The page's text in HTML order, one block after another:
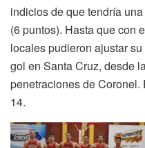
indicios de que tendría
(6 puntos). Hasta que con
locales pudieron ajustar
gol en Santa Cruz, desde
penetraciones de Coronel.
14.